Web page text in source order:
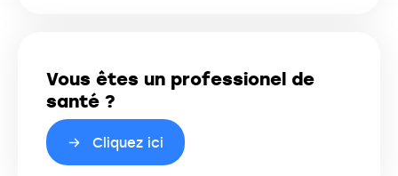
Vous êtes un professionel de
santé ?
Cliquez ici